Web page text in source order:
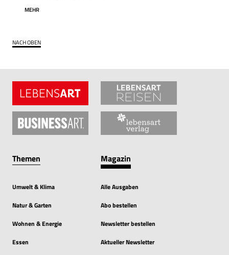
MEHR
NACH OBEN
Themen
Umwelt & Klima
Natur & Garten
Wohnen & Energie
Essen
Magazin
Alle Ausgaben
Abo bestellen
Newsletter bestellen
Aktueller Newsletter